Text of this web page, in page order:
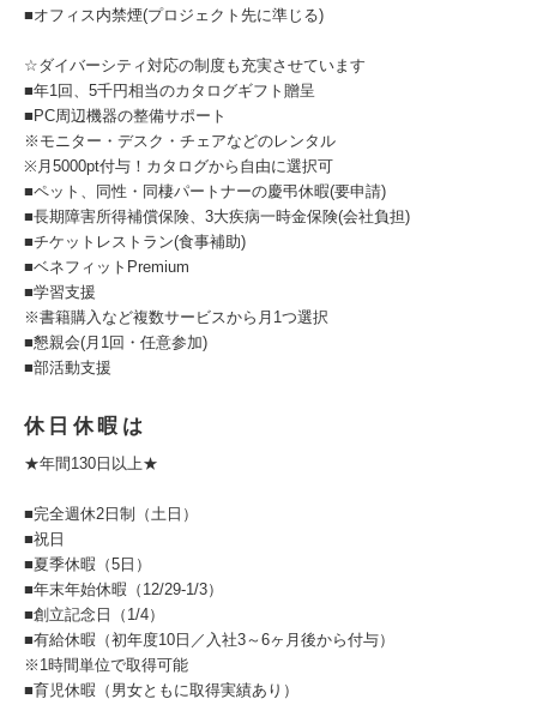
■オフィス内禁煙(プロジェクト先に準じる)
☆ダイバーシティ対応の制度も充実させています
■年1回、5千円相当のカタログギフト贈呈
■PC周辺機器の整備サポート
※モニター・デスク・チェアなどのレンタル
※月5000pt付与！カタログから自由に選択可
■ペット、同性・同棲パートナーの慶弔休暇(要申請)
■長期障害所得補償保険、3大疾病一時金保険(会社負担)
■チケットレストラン(食事補助)
■ベネフィットPremium
■学習支援
※書籍購入など複数サービスから月1つ選択
■懇親会(月1回・任意参加)
■部活動支援
休日休暇は
★年間130日以上★
■完全週休2日制（土日）
■祝日
■夏季休暇（5日）
■年末年始休暇（12/29-1/3）
■創立記念日（1/4）
■有給休暇（初年度10日／入社3～6ヶ月後から付与）
※1時間単位で取得可能
■育児休暇（男女ともに取得実績あり）